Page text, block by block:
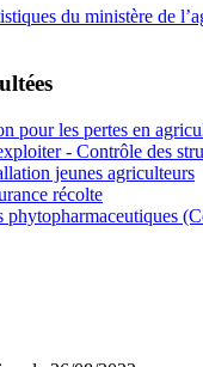
du ministère de
pour les pertes en
- Contrôle des
jeunes agriculteurs
récolte